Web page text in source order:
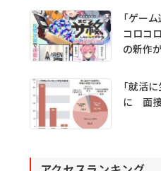
「ゲー
コロコ
の新作
「就活
に 面接